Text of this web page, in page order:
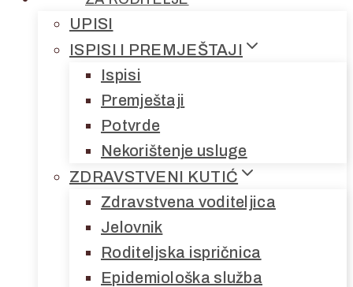
UPISI
ISPISI I PREMJEŠTAJI
Ispisi
Premještaji
Potvrde
Nekorištenje usluge
ZDRAVSTVENI KUTIĆ
Zdravstvena voditeljica
Jelovnik
Roditeljska ispričnica
Epidemiološka služba